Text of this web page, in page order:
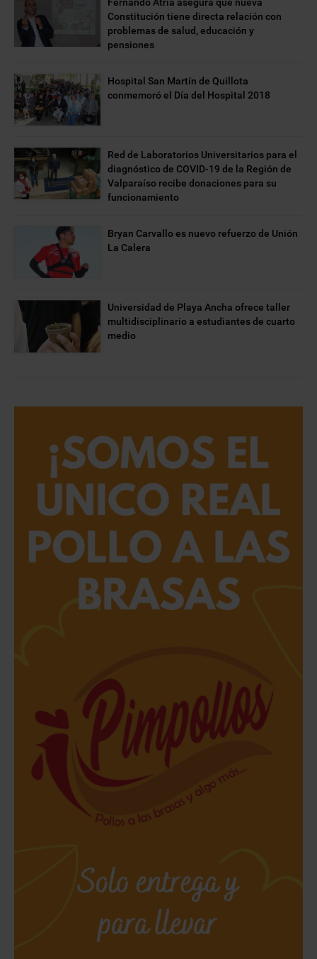
Constitución tiene directa relación con
problemas de salud, educación y
pensiones
Hospital San Martín de Quillota
conmemoró el Día del Hospital 2018
Red de Laboratorios Universitarios para el
diagnóstico de COVID-19 de la Región de
Valparaíso recibe donaciones para su
funcionamiento
Bryan Carvallo es nuevo refuerzo de Unión
La Calera
Universidad de Playa Ancha ofrece taller
multidisciplinario a estudiantes de cuarto
medio